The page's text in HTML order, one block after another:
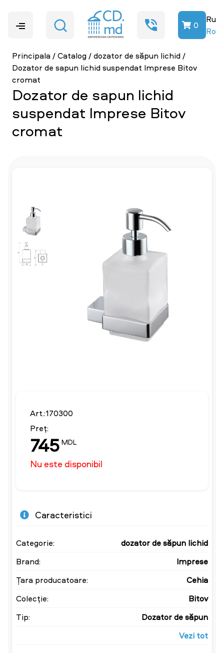
0
Ru
Ro
Principala/Catalog/dozator de săpun lichid/
Dozator de sapun lichid suspendat Imprese Bitov
cromat
Dozator de sapun lichid
suspendat Imprese Bitov
cromat
Art.:170300
Preț:
745 MDL
Nu este disponibil
Caracteristici
Categorie:
dozator de săpun lichid
Brand:
Imprese
Țara producatoare:
Cehia
Colecție:
Bitov
Tip:
Dozator de săpun
Vezi tot